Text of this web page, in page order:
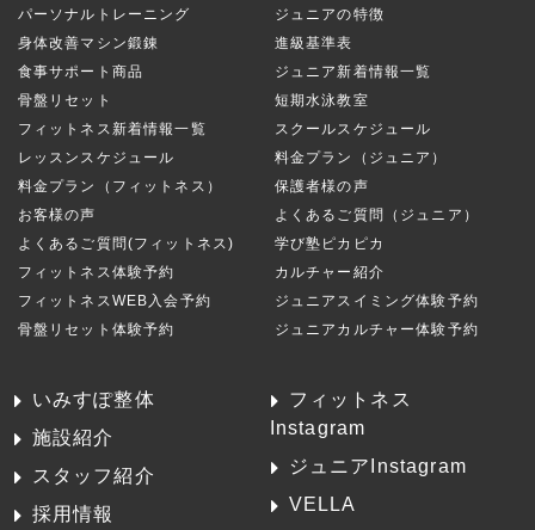
パーソナルトレーニング
身体改善マシン鍛錬
食事サポート商品
骨盤リセット
フィットネス新着情報一覧
レッスンスケジュール
料金プラン（フィットネス）
お客様の声
よくあるご質問(フィットネス)
フィットネス体験予約
フィットネスWEB入会予約
骨盤リセット体験予約
ジュニアの特徴
進級基準表
ジュニア新着情報一覧
短期水泳教室
スクールスケジュール
料金プラン（ジュニア）
保護者様の声
よくあるご質問（ジュニア）
学び塾ピカピカ
カルチャー紹介
ジュニアスイミング体験予約
ジュニアカルチャー体験予約
いみすぽ整体
施設紹介
スタッフ紹介
採用情報
フィットネス
Instagram
ジュニアInstagram
VELLA